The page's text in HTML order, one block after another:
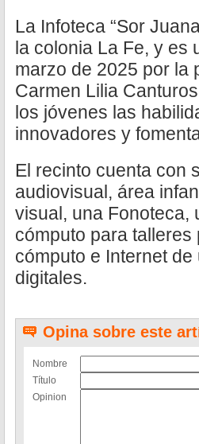
La Infoteca “Sor
la colonia La Fe, y es
marzo de 2025 por la
Carmen Lilia
los jóvenes las
innovadores y
El recinto cuenta con
audiovisual, área
visual, una Fonoteca,
cómputo para
cómputo e Internet
digitales.
Opina sobre este
Nombre
Título
Opinion